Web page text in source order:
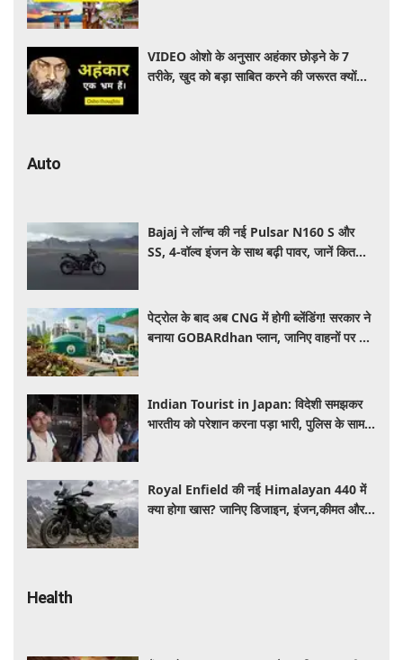
VIDEO ओशो के अनुसार अहंकार छोड़ने के 7
तरीके, खुद को बड़ा साबित करने की जरूरत क्यों
Auto
Bajaj ने लॉन्च की नई Pulsar N160 S और
SS, 4-वॉल्व इंजन के साथ बढ़ी पावर, जानें कितनी है
पेट्रोल के बाद अब CNG में होगी ब्लेंडिंग! सरकार ने
बनाया GOBARdhan प्लान, जानिए वाहनों पर क्या
Indian Tourist in Japan: विदेशी समझकर
भारतीय को परेशान करना पड़ा भारी, पुलिस के सामने
Royal Enfield की नई Himalayan 440 में
क्या होगा खास? जानिए डिजाइन, इंजन,कीमत और
Health